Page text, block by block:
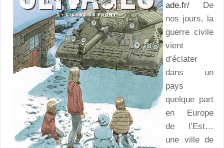
ade.fr/ De
nos jours, la
guerre civile
vient
d’éclater
dans un
pays
quelque part
en Europe
de l’Est…
une ville de